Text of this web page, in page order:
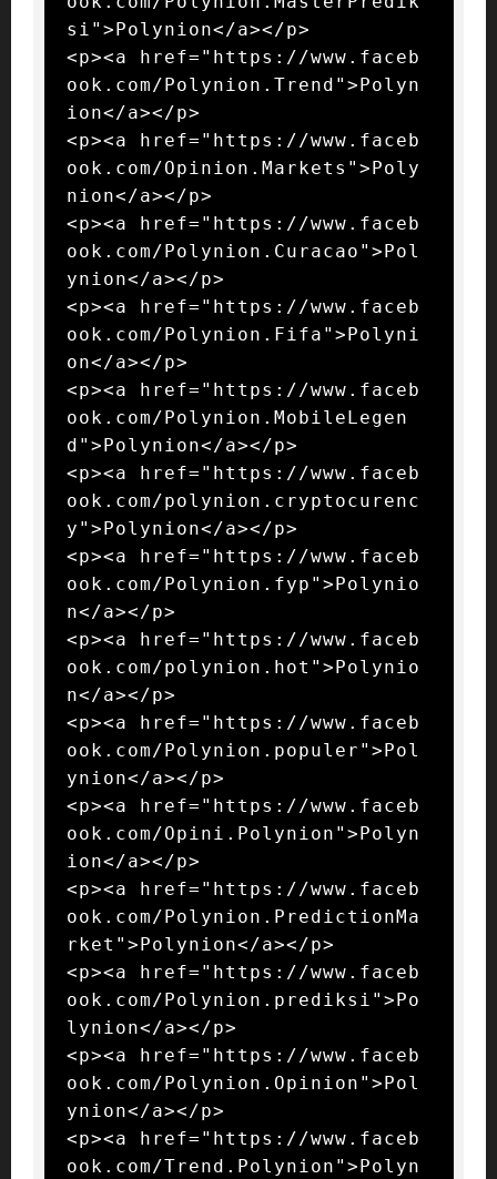
si">Polynion</a></p>
<p><a href="https://www.faceb
ook.com/Polynion.Trend">Polyn
ion</a></p>
<p><a href="https://www.faceb
ook.com/Opinion.Markets">Poly
nion</a></p>
<p><a href="https://www.faceb
ook.com/Polynion.Curacao">Pol
ynion</a></p>
<p><a href="https://www.faceb
ook.com/Polynion.Fifa">Polyni
on</a></p>
<p><a href="https://www.faceb
ook.com/Polynion.MobileLegen
d">Polynion</a></p>
<p><a href="https://www.faceb
ook.com/polynion.cryptocurenc
y">Polynion</a></p>
<p><a href="https://www.faceb
ook.com/Polynion.fyp">Polynio
n</a></p>
<p><a href="https://www.faceb
ook.com/polynion.hot">Polynio
n</a></p>
<p><a href="https://www.faceb
ook.com/Polynion.populer">Pol
ynion</a></p>
<p><a href="https://www.faceb
ook.com/Opini.Polynion">Polyn
ion</a></p>
<p><a href="https://www.faceb
ook.com/Polynion.PredictionMa
rket">Polynion</a></p>
<p><a href="https://www.faceb
ook.com/Polynion.prediksi">Po
lynion</a></p>
<p><a href="https://www.faceb
ook.com/Polynion.Opinion">Pol
ynion</a></p>
<p><a href="https://www.faceb
ook.com/Trend.Polynion">Polyn